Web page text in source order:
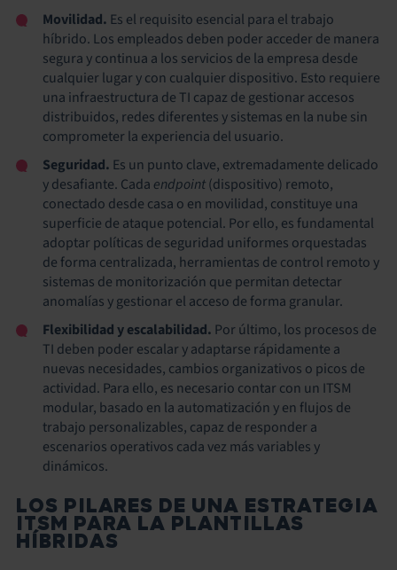
Movilidad. Es el requisito esencial para el trabajo
híbrido. Los empleados deben poder acceder de manera
segura y continua a los servicios de la empresa desde
cualquier lugar y con cualquier dispositivo. Esto requiere
una infraestructura de TI capaz de gestionar accesos
distribuidos, redes diferentes y sistemas en la nube sin
comprometer la experiencia del usuario.
Seguridad. Es un punto clave, extremadamente delicado
y desafiante. Cada endpoint(dispositivo) remoto,
conectado desde casa o en movilidad, constituye una
superficie de ataque potencial. Por ello, es fundamental
adoptar políticas de seguridad uniformes orquestadas
de forma centralizada, herramientas de control remoto y
sistemas de monitorización que permitan detectar
anomalías y gestionar el acceso de forma granular.
Flexibilidad y escalabilidad. Por último, los procesos de
TI deben poder escalar y adaptarse rápidamente a
nuevas necesidades, cambios organizativos o picos de
actividad. Para ello, es necesario contar con un ITSM
modular, basado en la automatización y en flujos de
trabajo personalizables, capaz de responder a
escenarios operativos cada vez más variables y
dinámicos.
LOS PILARES DE UNA ESTRATEGIA
ITSM PARA LA PLANTILLAS
HÍBRIDAS